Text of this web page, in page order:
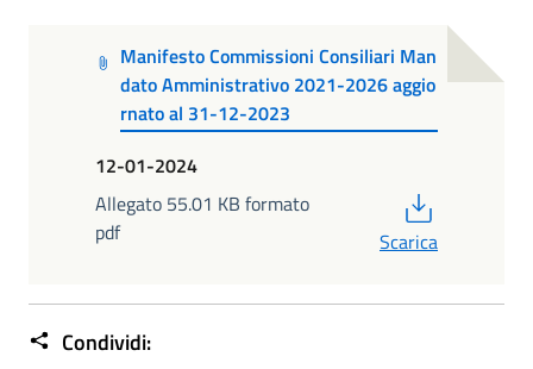
Manifesto Commissioni Consiliari Man
dato Amministrativo 2021-2026 aggio
rnato al 31-12-2023
12-01-2024
Allegato 55.01 KB formato
pdf
Scarica
Condividi: